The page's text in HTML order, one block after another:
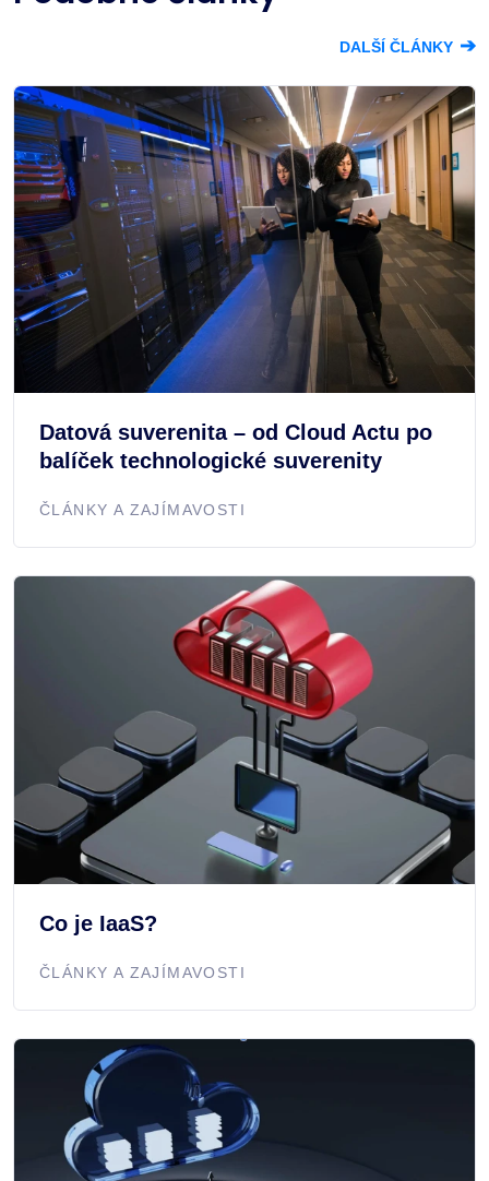
DALŠÍ ČLÁNKY ➔
Datová suverenita – od Cloud Actu po
balíček technologické suverenity
ČLÁNKY A ZAJÍMAVOSTI
Co je IaaS?
ČLÁNKY A ZAJÍMAVOSTI